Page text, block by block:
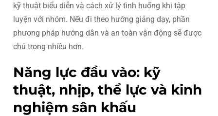
kỹ thuật biểu diễn và cách xử lý tình huống khi tập
luyện với nhóm. Nếu đi theo hướng giảng dạy, phần
phương pháp hướng dẫn và an toàn vận động sẽ được
chú trọng nhiều hơn.
Năng lực đầu vào: kỹ
thuật, nhịp, thể lực và kinh
nghiệm sân khấu